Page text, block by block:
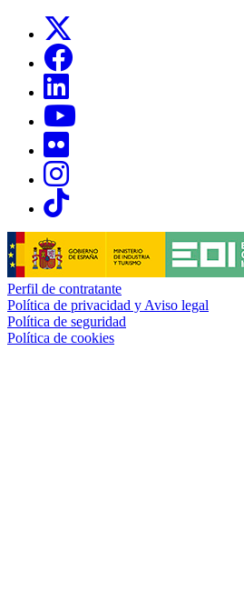
Links, Opens in this window
Links, Opens in this window
Links, Opens in this window
Links, Opens in this window
Links, Opens in this window
Perfil de contratante
Política de privacidad y Aviso legal
Política de seguridad
Política de cookies